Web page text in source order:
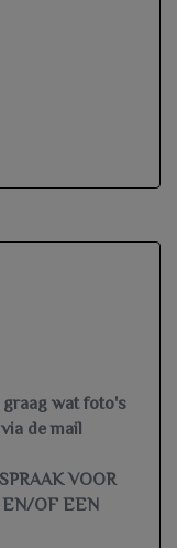
wat foto's
de mail
VOOR
OF EEN